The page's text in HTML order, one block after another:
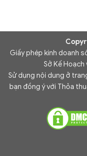
Giấy phép kinh doanh
Sở Kế
Sử dụng nội dung ở
bạn đồng ý với Thỏa